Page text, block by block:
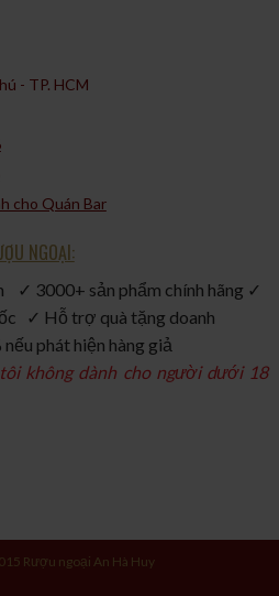
- TP. HCM​
cho Quán Bar
NGOẠI:
✓ 3000+ sản phẩm chính hãng ✓
✓ Hỗ trợ quà tặng doanh
phát hiện hàng giả
không dành cho người dưới 18
Rượu ngoại An Hà Huy